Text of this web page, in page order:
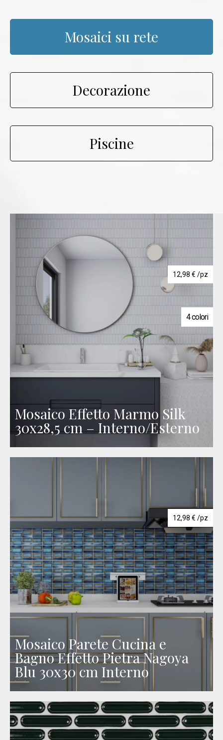
Mosaici su rete
Decorazione
Piscine
12,98 € /pz
4 colori
Mosaico Effetto Marmo Silk
30x28,5 cm – Interno/Esterno
12,98 € /pz
Mosaico Parete Cucina e
Bagno Effetto Pietra Nagoya
Blu 30x30 cm Interno